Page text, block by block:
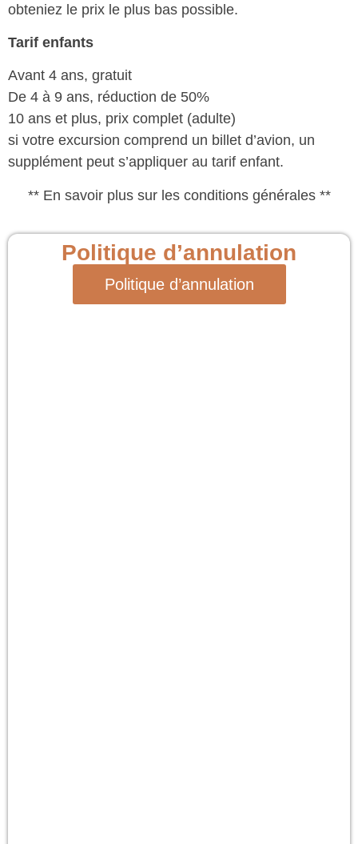
obteniez le prix le plus bas possible.
Tarif enfants
Avant 4 ans, gratuit
De 4 à 9 ans, réduction de 50%
10 ans et plus, prix complet (adulte)
si votre excursion comprend un billet d’avion, un
supplément peut s’appliquer au tarif enfant.
** En savoir plus sur les conditions générales **
Politique d’annulation
Politique d’annulation